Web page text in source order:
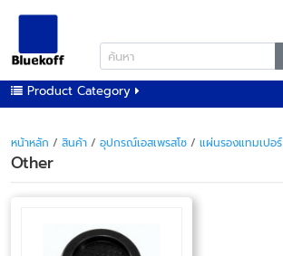
Product Category
หน้าหลัก / สินค้า / อุปกรณ์เอสเพรสโซ / แผ่นรองแทมเปอร์
Other